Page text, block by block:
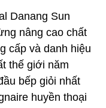
Danang Sun
nâng cao chất
cấp và danh hiệu
thế giới năm
bếp giỏi nhất
huyền thoại